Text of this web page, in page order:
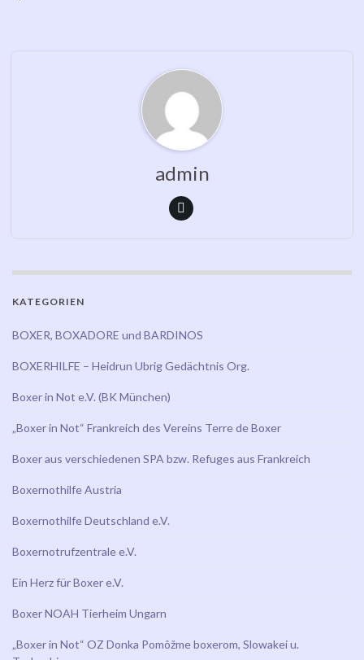
admin
KATEGORIEN
BOXER, BOXADORE und BARDINOS
BOXERHILFE – Heidrun Ubrig Gedächtnis Org.
Boxer in Not e.V. (BK München)
„Boxer in Not“ Frankreich des Vereins Terre de Boxer
Boxer aus verschiedenen SPA bzw. Refuges aus Frankreich
Boxernothilfe Austria
Boxernothilfe Deutschland e.V.
Boxernotrufzentrale e.V.
Ein Herz für Boxer e.V.
Boxer NOAH Tierheim Ungarn
„Boxer in Not“ OZ Donka Pomôžme boxerom, Slowakei u.